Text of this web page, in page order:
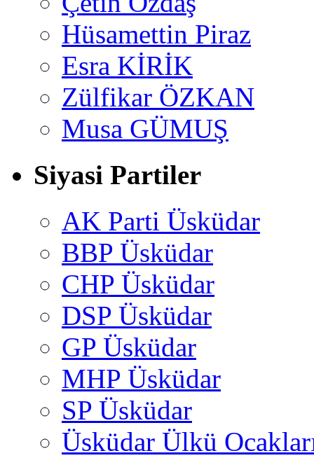
Hüsamettin Piraz
Esra KİRİK
Zülfikar ÖZKAN
Musa GÜMUŞ
Siyasi Partiler
AK Parti Üsküdar
BBP Üsküdar
CHP Üsküdar
DSP Üsküdar
GP Üsküdar
MHP Üsküdar
SP Üsküdar
Üsküdar Ülkü